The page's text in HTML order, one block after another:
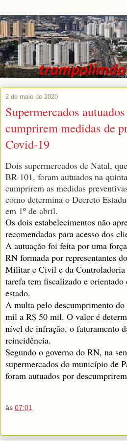
2 de maio de 2020
Supermercados
cumprirem medidas de
Covid-19
Dois supermercados de Natal,
BR-101, foram autuados na
cumprirem as medidas
como determina o Decreto
em 1º de abril.
Os dois estabelecimentos não
recomendadas para acesso dos
A autuação foi feita por uma
RN formada por representantes
Militar e Civil e da
tarefa tem fiscalizado e orientado
estado.
A multa pelo descumprimento
mil a R$ 50 mil. O valor é
nível de infração, o faturamento
reincidência.
Segundo o governo do RN, na
supermercados do município de
foram autuados por
às 07:01